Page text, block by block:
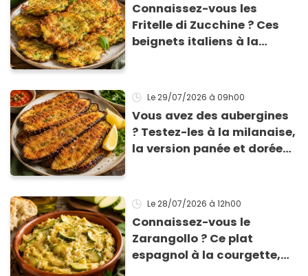
Connaissez-vous les
Fritelle di Zucchine ? Ces
beignets italiens à la
Le 29/07/2026 à 09h00
Vous avez des aubergines
? Testez-les à la milanaise,
la version panée et dorée
Le 28/07/2026 à 12h00
Connaissez-vous le
Zarangollo ? Ce plat
espagnol à la courgette,